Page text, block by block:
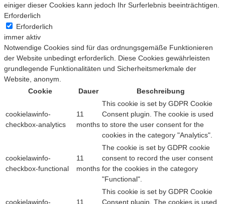
einiger dieser Cookies kann jedoch Ihr Surferlebnis beeinträchtigen.
Erforderlich
Erforderlich
immer aktiv
Notwendige Cookies sind für das ordnungsgemäße Funktionieren
der Website unbedingt erforderlich. Diese Cookies gewährleisten
grundlegende Funktionalitäten und Sicherheitsmerkmale der
Website, anonym.
Cookie
Dauer Beschreibung
cookielawinfo-
checkbox-analytics
11
months
This cookie is set by GDPR Cookie
Consent plugin. The cookie is used
to store the user consent for the
cookies in the category "Analytics".
cookielawinfo-
checkbox-functional
11
months
The cookie is set by GDPR cookie
consent to record the user consent
for the cookies in the category
"Functional".
cookielawinfo-
11
This cookie is set by GDPR Cookie
Consent plugin. The cookies is used